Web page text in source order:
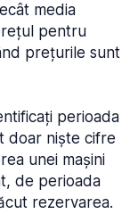
media
pentru
prețurile sunt
perioada
doar niște cifre
unei mașini
de perioada
rezervarea.